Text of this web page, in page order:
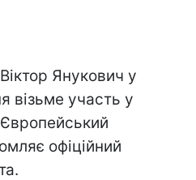
Янукович у
візьме участь у
Європейський
офіційний